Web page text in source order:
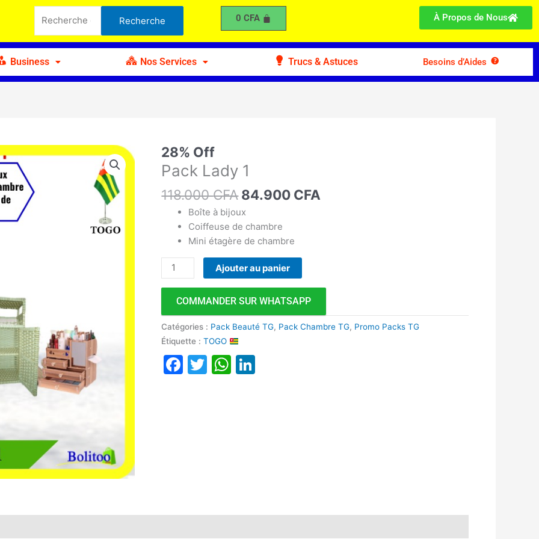
pour :
Recherche 0 CFA À Propos de Nous
Business Nos Services Trucs & Astuces Besoins d’Aides
28% Off
Pack Lady 1
118.000CFA
prix
initial
était :
118.000 CFA.
84.900 CFA
Boîte à bijoux
Coiffeuse de chambre
Mini étagère de chambre
quantité
de
Pack
Lady
Ajouter au panier
COMMANDER SUR WHATSAPP
Catégories : Pack Beauté TG, Pack Chambre TG, Promo Packs TG
Étiquette :TOGO
Facebook
TwitterWhatsApp
était :
118.000 CFA.
est :